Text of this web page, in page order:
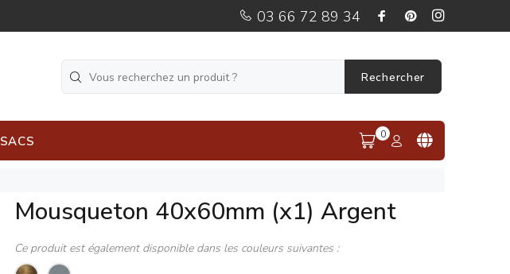
03 66 72 89 34
Rechercher
SACS 0
Mousqueton 40x60mm (x1) Argent
Ce produit est également disponible dans les couleurs suivantes :